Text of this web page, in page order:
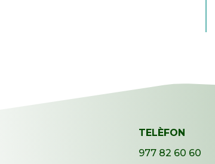
TELÈFON
977 82 60 60